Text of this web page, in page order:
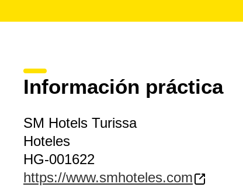
Información práctica
SM Hotels Turissa
Hoteles
HG-001622
https://www.smhoteles.com